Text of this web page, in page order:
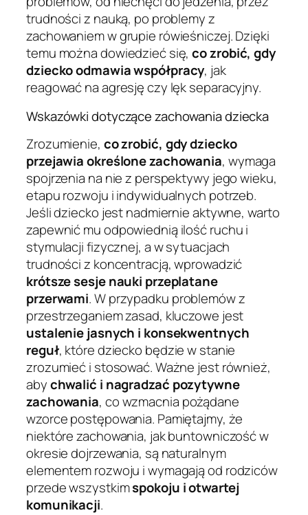
trudności z nauką, po problemy z
zachowaniem w grupie rówieśniczej. Dzięki
temu można dowiedzieć się,co zrobić, gdy
dziecko odmawia współpracy, jak
reagować na agresję czy lęk separacyjny.
Wskazówki dotyczące zachowania dziecka
Zrozumienie, co zrobić, gdy dziecko
przejawia określone zachowania, wymaga
spojrzenia na nie z perspektywy jego wieku,
etapu rozwoju i indywidualnych potrzeb.
Jeśli dziecko jest nadmiernie aktywne, warto
zapewnić mu odpowiednią ilość ruchu i
stymulacji fizycznej, a w sytuacjach
trudności z koncentracją, wprowadzić
krótsze sesje nauki przeplatane
przerwami. W przypadku problemów z
przestrzeganiem zasad, kluczowe jest
ustalenie jasnych i konsekwentnych
reguł, które dziecko będzie w stanie
zrozumieć i stosować. Ważne jest również,
abychwalić i nagradzać pozytywne
zachowania, co wzmacnia pożądane
wzorce postępowania. Pamiętajmy, że
niektóre zachowania, jak buntowniczość w
okresie dojrzewania, są naturalnym
elementem rozwoju i wymagają od rodziców
przede wszystkimspokoju i otwartej
komunikacji.